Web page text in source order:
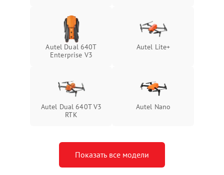
Autel Dual 640T
Enterprise V3
Autel Lite+
Autel Dual 640T V3
RTK
Autel Nano
Показать все модели